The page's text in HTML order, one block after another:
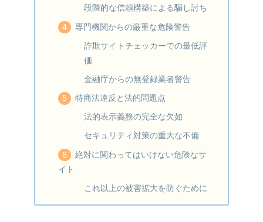
段階的な信頼構築による騙し討ち
専門機関からの厳重な危険警告
詐欺サイトチェッカーでの最低評
価
金融庁からの無登録業者警告
特商法違反と法的問題点
法的表示義務の完全な欠如
セキュリティ対策の重大な不備
絶対に関わってはいけない危険なサ
イト
これ以上の被害拡大を防ぐために